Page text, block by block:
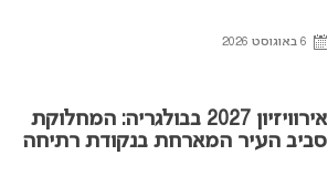
6 באוגוסט 2026
אירוויזיון 2027 בבולגריה: המחלוקת
סביב העיר המארחת בנקודת רתיחה